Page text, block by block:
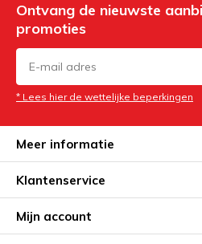
Ontvang de nieuwste
promoties
* Lees hier de wettelijke beperkingen
Meer informatie
Klantenservice
Mijn account